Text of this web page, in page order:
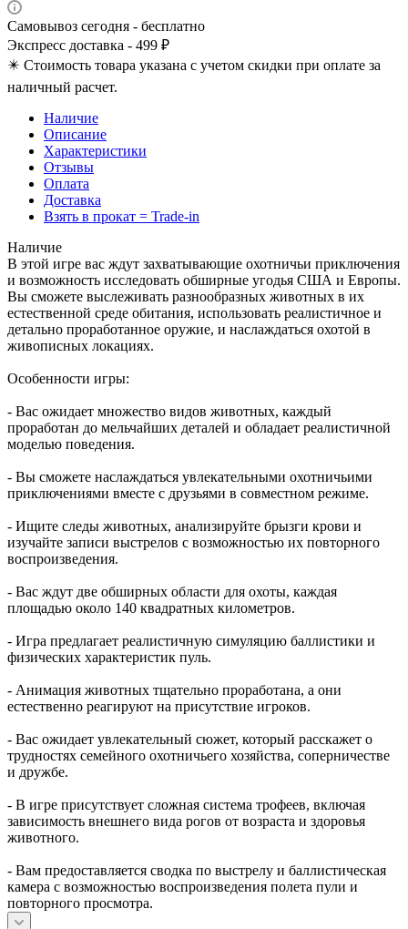
Самовывоз сегодня - бесплатно
Экспресс доставка - 499 ₽
✴️ Стоимость товара указана с учетом скидки при оплате за
наличный расчет.
Наличие
Описание
Характеристики
Отзывы
Оплата
Доставка
Взять в прокат = Trade-in
Наличие
В этой игре вас ждут захватывающие охотничьи приключения
и возможность исследовать обширные угодья США и Европы.
Вы сможете выслеживать разнообразных животных в их
естественной среде обитания, использовать реалистичное и
детально проработанное оружие, и наслаждаться охотой в
живописных локациях.
Особенности игры:
- Вас ожидает множество видов животных, каждый
проработан до мельчайших деталей и обладает реалистичной
моделью поведения.
- Вы сможете наслаждаться увлекательными охотничьими
приключениями вместе с друзьями в совместном режиме.
- Ищите следы животных, анализируйте брызги крови и
изучайте записи выстрелов с возможностью их повторного
воспроизведения.
- Вас ждут две обширных области для охоты, каждая
площадью около 140 квадратных километров.
- Игра предлагает реалистичную симуляцию баллистики и
физических характеристик пуль.
- Анимация животных тщательно проработана, а они
естественно реагируют на присутствие игроков.
- Вас ожидает увлекательный сюжет, который расскажет о
трудностях семейного охотничьего хозяйства, соперничестве
и дружбе.
- В игре присутствует сложная система трофеев, включая
зависимость внешнего вида рогов от возраста и здоровья
животного.
- Вам предоставляется сводка по выстрелу и баллистическая
камера с возможностью воспроизведения полета пули и
повторного просмотра.